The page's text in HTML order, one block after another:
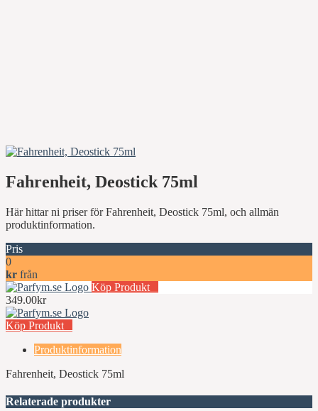
Fahrenheit, Deostick 75ml
Här hittar ni priser för Fahrenheit, Deostick 75ml, och allmän
produktinformation.
Pris
0
kr från
Köp Produkt
349.00kr
Köp Produkt
Produktinformation
Fahrenheit, Deostick 75ml
Relaterade produkter